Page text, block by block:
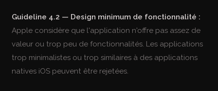
Guideline 4.2 — Design minimum de fonctionnalité :
Apple considère que l'application n'offre pas assez de
valeur ou trop peu de fonctionnalités. Les applications
trop minimalistes ou trop similaires à des applications
natives iOS peuvent être rejetées.